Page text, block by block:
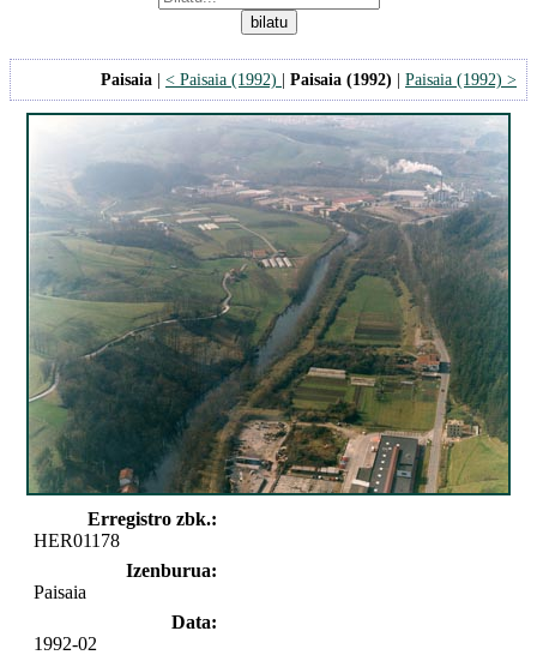
Paisaia | < Paisaia (1992) | Paisaia (1992) | Paisaia (1992) >
Erregistro zbk.:
HER01178
Izenburua:
Paisaia
Data:
1992-02